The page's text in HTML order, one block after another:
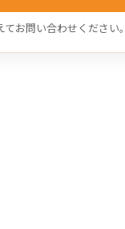
お問い合わせください。